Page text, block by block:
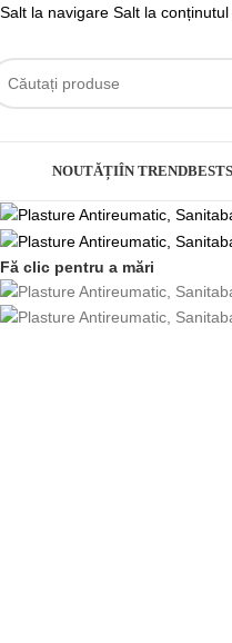
Salt la navigare Salt la
NOUTĂȚIÎN TREND
Fă clic pentru a mări